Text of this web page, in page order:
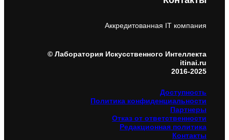
Аккредитованная IT компания
© Лаборатория Искусственного Интеллекта
itinai.ru
2016-2025
Доступность
Политика конфиденциальности
Партнеры
Отказ от ответственности
Редакционная политика
Контакты